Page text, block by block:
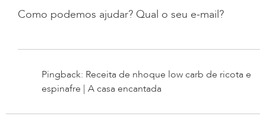
Como podemos ajudar? Qual o seu e-mail?
Pingback: Receita de nhoque low carb de ricota e
espinafre | A casa encantada